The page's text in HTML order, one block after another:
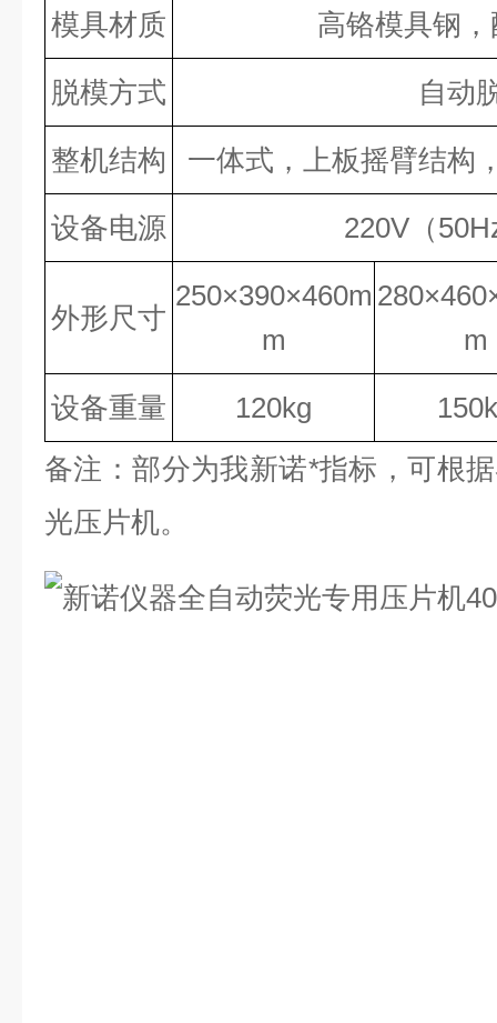
模具材质 高铬模具钢
脱模方式 自动
整机结构 一体式，上板摇臂结构
设备电源 220V（
外形尺寸
250×390×460m
m
m
设备重量 120kg
备注：部分为我新诺*指标，可根
光压片机。